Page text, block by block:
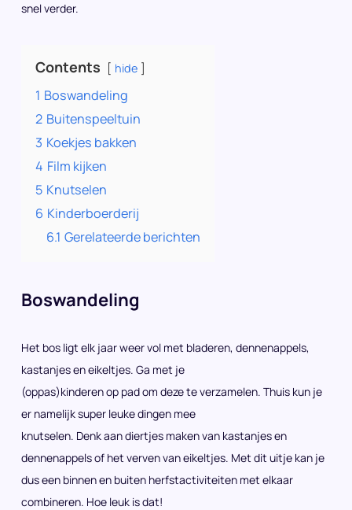
snel verder.
Contents hide
1 Boswandeling
2 Buitenspeeltuin
3 Koekjes bakken
4 Film kijken
5 Knutselen
6 Kinderboerderij
6.1 Gerelateerde berichten
Boswandeling
Het bos ligt elk jaar weer vol met bladeren, dennenappels,
kastanjes en eikeltjes. Ga met je
(oppas)kinderen op pad om deze te verzamelen. Thuis kun je
er namelijk super leuke dingen mee
knutselen. Denk aan diertjes maken van kastanjes en
dennenappels of het verven van eikeltjes. Met dit uitje kan je
dus een binnen en buiten herfstactiviteiten met elkaar
combineren. Hoe leuk is dat!